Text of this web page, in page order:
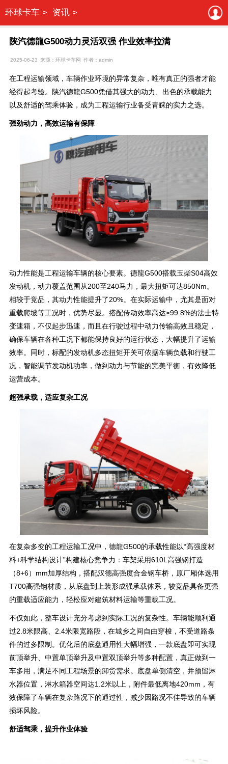
环球卡车 > 资讯 >
陕汽德龍G500动力灵活双强 作业效率拉满
2025-06-23 来源：环球卡车网 作者：admin
在工程运输领域，车辆作业环境的异常复杂，唯有真正的强者才能
经得起考验。陕汽德龍G500凭借其强大的动力、出色的承载能力
以及舒适的驾乘体验，成为工程运输行业备受青睐的实力之选。
强劲动力，高效运输有保障
动力性能是工程运输车辆的核心要素。德龍G500搭载玉柴S04高效
发动机，动力覆盖范围从200至240马力，最大扭矩可达850Nm。
相较于竞品，其动力性能提升了20%。在实际运输中，尤其是面对
重载爬坡等工况时，优势尽显。搭配传动效率高达≥99.8%的法士特
变速箱，不仅起步迅速，而且在行驶过程中动力传输高效且稳定，
确保车辆在各种工况下都能保持良好的运行状态，大幅提升了运输
效率。同时，标配的发动机多态扭矩开关可依据车辆负载和行驶工
况，智能调节发动机功率，做到动力与节能的完美平衡，有效降低
运营成本。
超强承载，适应复杂工况
在复杂多变的工程运输工况中，德龍G500的承载性能以“高强度材
料+科学结构设计”构建核心竞争力：车架采用610L高强钢打造
（8+6）mm加厚结构，搭配汉德高强度合金钢车桥，原厂厢体选用
T700高强钢材质，从底盘到上装形成强承载体系，较竞品具备更强
的重载适应能力，轻松应对建筑材料运输等重载工况。
不仅如此，整车设计充分考虑到实际工况的复杂性。车辆能顺利通
过2.8米限高、2.4米限宽路段，在城乡之间自由穿梭，不受道路条
件的过多限制。优化后的底盘通用性大幅增强，一款底盘即可实现
前顶举升、中置单顶举升及中置双顶举升等多种配置，真正做到一
车多用，满足不同工程场景的卸货需求。底盘单侧清空，并预留淋
水器位置，淋水箱器空间达1.2米以上，附件最低离地420mm，有
效保障了车辆在复杂路况下的通过性，减少因路况不佳导致的车辆
损坏风险。
舒适驾乘，提升作业体验